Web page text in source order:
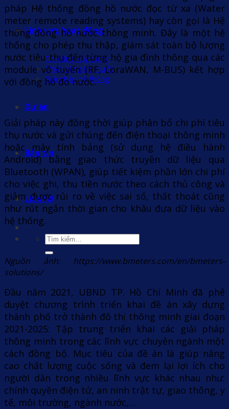
Lĩnh vực hoạt động
Thi công xây dựng
Thiết bị ngành nước
Giải pháp hệ thống
Dự án
Bản tin
Liên hệ
Tìm
pháp Hệ thống đồng hồ nước đọc từ xa (Water
meter remote reading systems) hay còn gọi là Hệ
thống đồng hồ nước thông minh. Đây là một hệ
thống cho phép thu thập, giám sát toàn bộ lượng
nước tiêu thụ đến từng hộ gia đình thông qua các
module vô tuyến (RF, LoraWAN, M-BUS) kết hợp
với đồng hồ đo nước.
Giải pháp này đồng thời giúp phân bổ chi phí tiêu
thụ nước và gửi chúng đến điện thoại thông minh
hoặc máy tính bảng (sử dụng hệ điều hành
Android) bằng giao thức truyền dữ liệu qua
Bluetooth (WPAN), giúp tiết kiệm phần lớn chi phí
cho việc ghi, thu tiền nước theo cách thủ công và
giảm được rủi ro về việc sai số, thất thoát cũng
như rút ngắn thời gian cho khâu đưa dữ liệu vào
hệ thống.
Nguồn ảnh: https://www.bmeters.com/en/bmeters-
solutions/
Đầu năm 2021, UBND TP. Hồ Chí Minh đã phê
duyệt chương trình triển khai đề án xây dựng
thành phố trở thành đô thị thông minh giai đoạn
2021-2025: Tập trung triển khai các giải pháp
thông minh trong các lĩnh vực chuyên ngành một
cách đồng bộ. Mục tiêu của đề án là giúp nâng
cao chất lượng cuộc sống và đem lại lợi ích cho
người dân trong nhiều lĩnh vực khác nhau như:
chính quyền điện tử, an ninh trật tự, giao thông, y
tế, môi trường, ngành nước,…